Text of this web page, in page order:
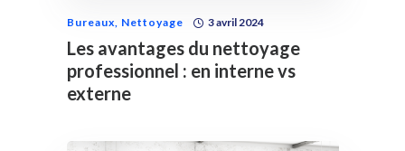
Bureaux Nettoyage 3 avril 2024
Les avantages du nettoyage
professionnel : en interne vs
externe